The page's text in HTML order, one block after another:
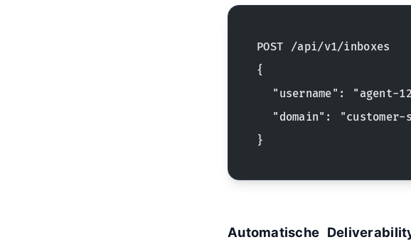
POST /api/v1/inboxes
{
"username": "agent-
"domain": "customer-
}
Automatische